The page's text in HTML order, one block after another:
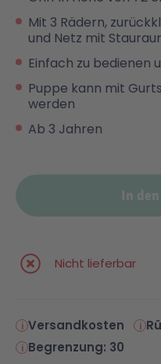
Malen & Zeichnen
Marvel™ Super
Minecraft™
Minifiguren
NINJAGO®
Super Mario
Knights
NOVELMORE
Sports Action
VW
Cars
Mit 3 Rädern,
und Netz mit
Einfach zu bedienen
Puppe kann mit
werden
Ab 3 Jahren
In
Nicht lieferbar
Versandkosten
Begrenzung: 30